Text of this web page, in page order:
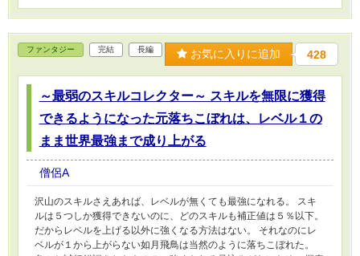
ファンタジー 完結 長編 お気に入りに追加 428
～最弱のスキルコレクター～ スキルを無限に獲得
できるようになった元落ちこぼれは、レベル１の
まま世界最強まで成り上がる
僧侶A
沢山のスキルさえあれば、レベルが無くても最強になれる。 スキ
ルは５つしか獲得できないのに、どのスキルも補正値は５％以下。
だからレベルを上げる以外に強くなる方法はない。 それなのにレ
ベルが１から上がらない如月飛鳥は当然のように落ちこぼれた。